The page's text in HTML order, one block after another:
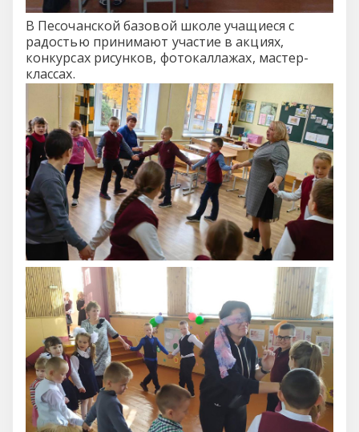
В Песочанской базовой школе учащиеся с
радостью принимают участие в акциях,
конкурсах рисунков, фотокаллажах, мастер-
классах.